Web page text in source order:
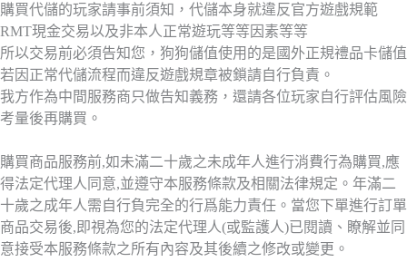
購買代儲的玩家請事前須知，代儲本身就違反官方遊戲規範
RMT現金交易以及非本人正常遊玩等等因素等等
所以交易前必須告知您，狗狗儲值使用的是國外正規禮品卡儲值
若因正常代儲流程而違反遊戲規章被鎖請自行負責。
我方作為中間服務商只做告知義務，還請各位玩家自行評估風險
考量後再購買。
購買商品服務前,如未滿二十歲之未成年人進行消費行為購買,應
得法定代理人同意,並遵守本服務條款及相關法律規定。年滿二
十歲之成年人需自行負完全的行爲能力責任。當您下單進行訂單
商品交易後,即視為您的法定代理人(或監護人)已閱讀、瞭解並同
意接受本服務條款之所有內容及其後續之修改或變更。